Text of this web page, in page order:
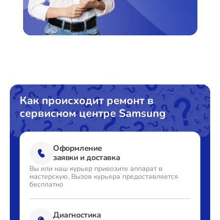
Как происходит ремонт в
сервисном центре Samsung
Оформление
заявки и доставка
Вы или наш курьер привозите аппарат в
мастерскую. Вызов курьера предоставляется
бесплатно
Диагностика
Ремонт Стиральных машин
Ремонт Смарт-часов
Ремонт Атс
Ремонт Сплит-систем